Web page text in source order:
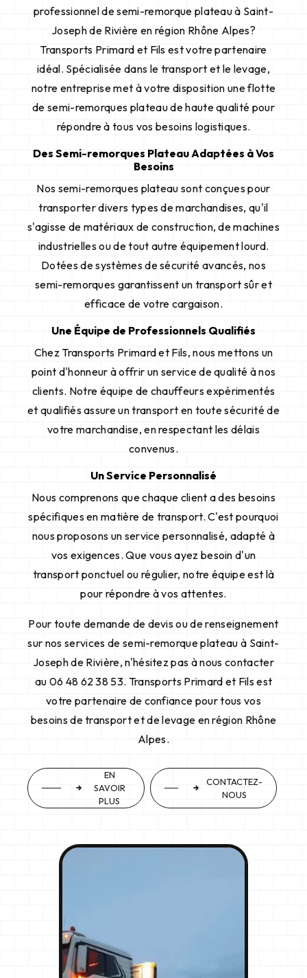
professionnel de semi-remorque plateau à Saint-
Joseph de Rivière en région Rhône Alpes?
Transports Primard et Fils est votre partenaire
idéal. Spécialisée dans le transport et le levage,
notre entreprise met à votre disposition une flotte
de semi-remorques plateau de haute qualité pour
répondre à tous vos besoins logistiques.
Des Semi-remorques Plateau Adaptées à Vos
Besoins
Nos semi-remorques plateau sont conçues pour
transporter divers types de marchandises, qu'il
s'agisse de matériaux de construction, de machines
industrielles ou de tout autre équipement lourd.
Dotées de systèmes de sécurité avancés, nos
semi-remorques garantissent un transport sûr et
efficace de votre cargaison.
Une Équipe de Professionnels Qualifiés
Chez Transports Primard et Fils, nous mettons un
point d'honneur à offrir un service de qualité à nos
clients. Notre équipe de chauffeurs expérimentés
et qualifiés assure un transport en toute sécurité de
votre marchandise, en respectant les délais
convenus.
Un Service Personnalisé
Nous comprenons que chaque client a des besoins
spécifiques en matière de transport. C'est pourquoi
nous proposons un service personnalisé, adapté à
vos exigences. Que vous ayez besoin d'un
transport ponctuel ou régulier, notre équipe est là
pour répondre à vos attentes.
Pour toute demande de devis ou de renseignement
sur nos services de semi-remorque plateau à Saint-
Joseph de Rivière, n'hésitez pas à nous contacter
au 06 48 62 38 53. Transports Primard et Fils est
votre partenaire de confiance pour tous vos
besoins de transport et de levage en région Rhône
Alpes.
EN
SAVOIR
PLUS
CONTACTEZ-
NOUS